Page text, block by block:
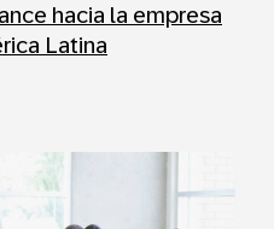
hacia la empresa
Latina